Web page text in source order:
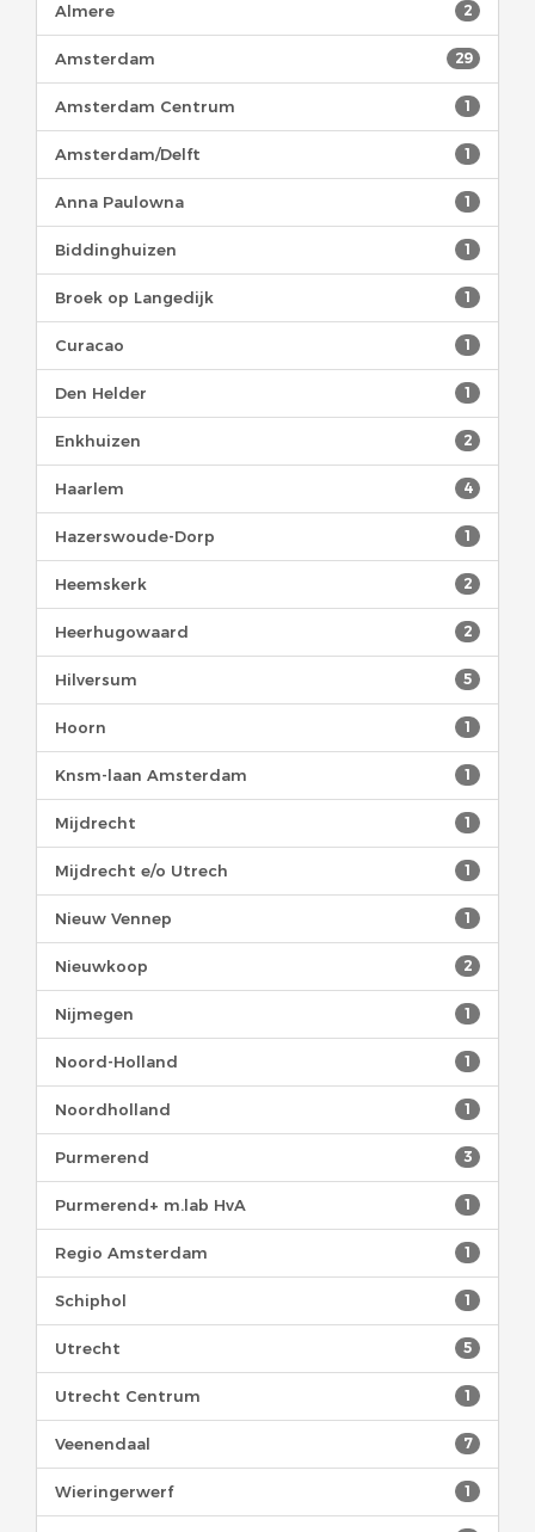
2
Almere
29
Amsterdam
1
Amsterdam Centrum
1
Amsterdam/Delft
1
Anna Paulowna
1
Biddinghuizen
1
Broek op Langedijk
1
Curacao
1
Den Helder
2
Enkhuizen
4
Haarlem
1
Hazerswoude-Dorp
2
Heemskerk
2
Heerhugowaard
5
Hilversum
1
Hoorn
1
Knsm-laan Amsterdam
1
Mijdrecht
1
Mijdrecht e/o Utrech
1
Nieuw Vennep
2
Nieuwkoop
1
Nijmegen
1
Noord-Holland
1
Noordholland
3
Purmerend
1
Purmerend+ m.lab HvA
1
Regio Amsterdam
1
Schiphol
5
Utrecht
1
Utrecht Centrum
7
Veenendaal
1
Wieringerwerf